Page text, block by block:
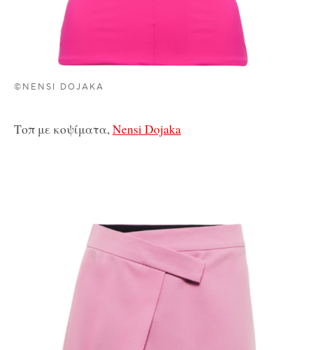
©NENSI DOJAKA
Τοπ με κοψίματα, Nensi Dojaka